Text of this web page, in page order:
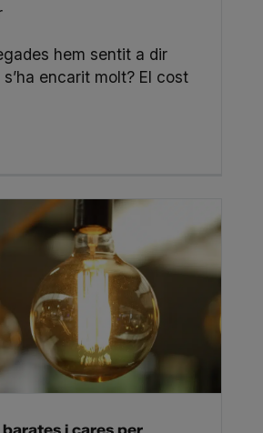
hem sentit a dir
encarit molt? El cost